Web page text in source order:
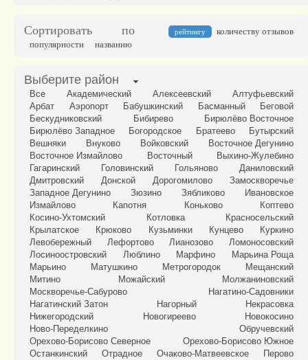
Сортировать по рейтингу
количеству отзывов
популярности
названию
Выберите район
Все Академический Алексеевский
Алтуфьевский
Арбат
Аэропорт Бабушкинский Басманный
Беговой
Бескудниковский
Бибирево
Бирюлёво Восточное
Бирюлёво Западное
Богородское Братеево
Бутырский
Вешняки
Внуково Войковский
Восточное Дегунино
Восточное Измайлово
Восточный
Выхино-Жулебино
Гагаринский
Головинский Гольяново
Даниловский
Дмитровский
Донской Дорогомилово
Замоскворечье
Западное Дегунино
Зюзино Зябликово
Ивановское
Измайлово
Капотня Коньково
Коптево
Косино-Ухтомский
Котловка
Красносельский
Крылатское
Крюково Кузьминки Кунцево
Куркино
Левобережный
Лефортово Лианозово
Ломоносовский
Лосиноостровский
Люблино Марфино
Марьина Роща
Марьино
Матушкино Метрогородок
Мещанский
Митино
Можайский
Молжаниновский
Москворечье-Сабурово
Нагатино-Садовники
Нагатинский Затон
Нагорный
Некрасовка
Нижегородский
Новогиреево
Новокосино
Ново-Переделкино
Обручевский
Орехово-Борисово Северное
Орехово-Борисово Южное
Останкинский
Отрадное Очаково-Матвеевское
Перово